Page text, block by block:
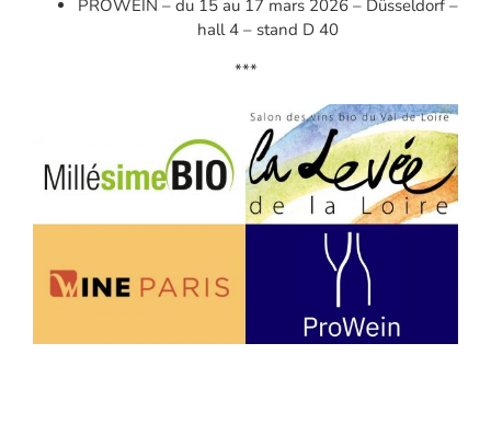
PROWEIN – du 15 au 17 mars 2026 – Düsseldorf –
hall 4 – stand D 40
***